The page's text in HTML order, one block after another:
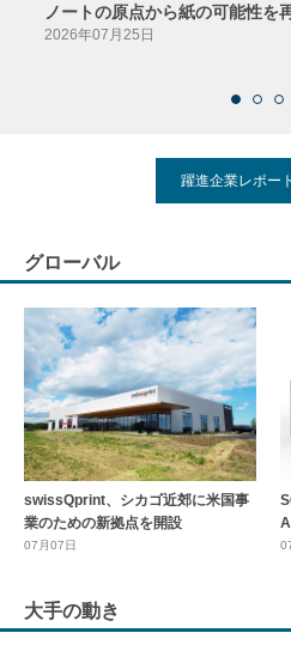
ノートの原点から紙の可能性を
2026年07月25日
躍進企業レポー
グローバル
swissQprint、シカゴ近郊に⽶国事
業のための新拠点を開設
07月07日
大手の動き